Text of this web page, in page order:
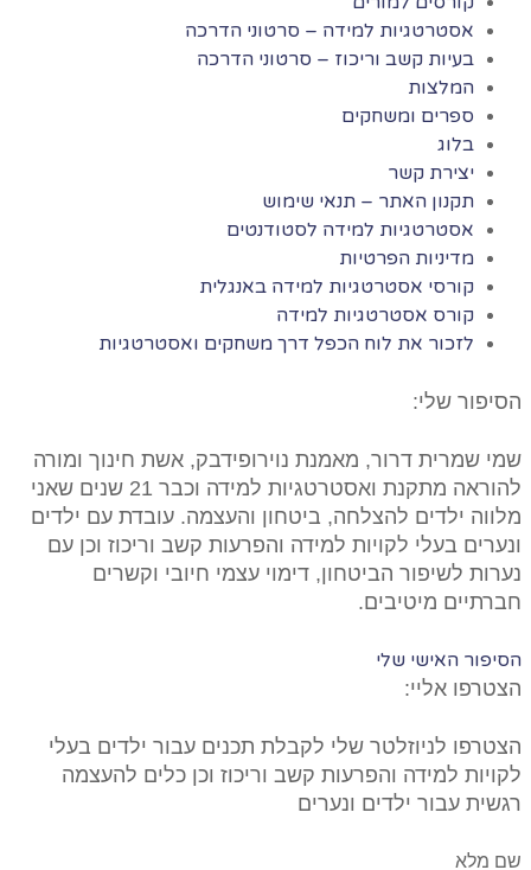
אסטרטגיות למידה – סרטוני הדרכה
בעיות קשב וריכוז – סרטוני הדרכה
המלצות
ספרים ומשחקים
בלוג
יצירת קשר
תקנון האתר – תנאי שימוש
אסטרטגיות למידה לסטודנטים
מדיניות הפרטיות
קורסי אסטרטגיות למידה באנגלית
קורס אסטרטגיות למידה
לזכור את לוח הכפל דרך משחקים ואסטרטגיות
הסיפור שלי:
שמי שמרית דרור, מאמנת נוירופידבק, אשת חינוך ומורה
להוראה מתקנת ואסטרטגיות למידה וכבר 21 שנים שאני
מלווה ילדים להצלחה, ביטחון והעצמה. עובדת עם ילדים
ונערים בעלי לקויות למידה והפרעות קשב וריכוז וכן עם
נערות לשיפור הביטחון, דימוי עצמי חיובי וקשרים
חברתיים מיטיבים.
הסיפור האישי שלי
הצטרפו אליי:
הצטרפו לניוזלטר שלי לקבלת תכנים עבור ילדים בעלי
לקויות למידה והפרעות קשב וריכוז וכן כלים להעצמה
רגשית עבור ילדים ונערים
שם מלא